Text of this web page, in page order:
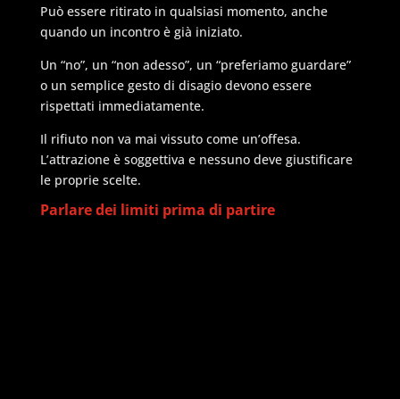
Può essere ritirato in qualsiasi momento, anche
quando un incontro è già iniziato.
Un “no”, un “non adesso”, un “preferiamo guardare”
o un semplice gesto di disagio devono essere
rispettati immediatamente.
Il rifiuto non va mai vissuto come un’offesa.
L’attrazione è soggettiva e nessuno deve giustificare
le proprie scelte.
Parlare dei limiti prima di partire